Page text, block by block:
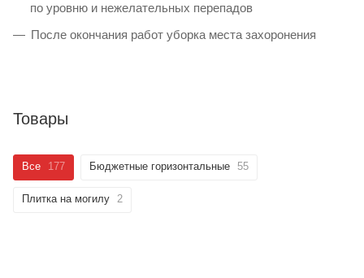
по уровню и нежелательных перепадов
После окончания работ уборка места захоронения
Товары
Все 177 Бюджетные горизонтальные 55
Плитка на могилу 2